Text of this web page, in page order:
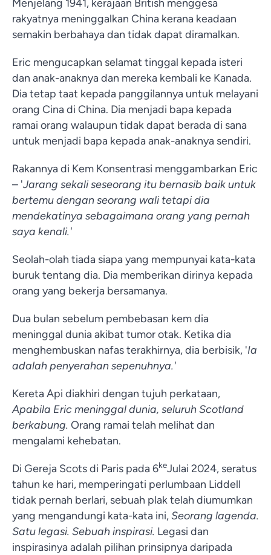
Menjelang 1941, kerajaan British menggesa
rakyatnya meninggalkan China kerana keadaan
semakin berbahaya dan tidak dapat diramalkan.
Eric mengucapkan selamat tinggal kepada isteri
dan anak-anaknya dan mereka kembali ke Kanada.
Dia tetap taat kepada panggilannya untuk melayani
orang Cina di China. Dia menjadi bapa kepada
ramai orang walaupun tidak dapat berada di sana
untuk menjadi bapa kepada anak-anaknya sendiri.
Rakannya di Kem Konsentrasi menggambarkan Eric
– 'Jarang sekali seseorang itu bernasib baik untuk
bertemu dengan seorang wali tetapi dia
mendekatinya sebagaimana orang yang pernah
saya kenali.'
Seolah-olah tiada siapa yang mempunyai kata-kata
buruk tentang dia. Dia memberikan dirinya kepada
orang yang bekerja bersamanya.
Dua bulan sebelum pembebasan kem dia
meninggal dunia akibat tumor otak. Ketika dia
menghembuskan nafas terakhirnya, dia berbisik, 'Ia
adalah penyerahan sepenuhnya.'
Kereta Api diakhiri dengan tujuh perkataan,
Apabila Eric meninggal dunia, seluruh Scotland
berkabung. Orang ramai telah melihat dan
mengalami kehebatan.
Di Gereja Scots di Paris pada 6keJulai 2024, seratus
tahun ke hari, memperingati perlumbaan Liddell
tidak pernah berlari, sebuah plak telah diumumkan
yang mengandungi kata-kata ini,Seorang lagenda.
Satu legasi. Sebuah inspirasi. Legasi dan
inspirasinya adalah pilihan prinsipnya daripada